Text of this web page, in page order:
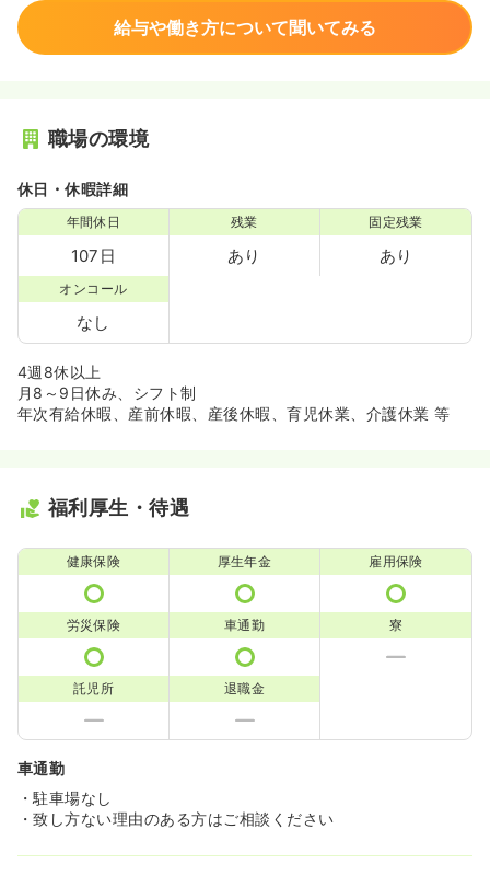
給与や働き方について聞いてみる
職場の環境
休日・休暇詳細
年間休日
107日
残業
あり
固定残業
あり
オンコール
なし
4週8休以上
月8～9日休み、シフト制
年次有給休暇、産前休暇、産後休暇、育児休業、介護休業 等
福利厚生・待遇
健康保険 厚生年金 雇用保険
労災保険 車通勤 寮
託児所 退職金
車通勤
・駐車場なし
・致し方ない理由のある方はご相談ください